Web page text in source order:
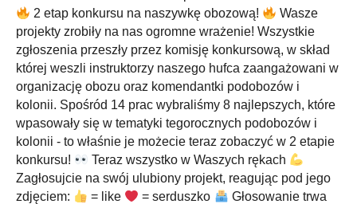
2 etap konkursu na naszywkę obozową!
Wasze
projekty zrobiły na nas ogromne wrażenie! Wszystkie
zgłoszenia przeszły przez komisję konkursową, w skład
której weszli instruktorzy naszego hufca zaangażowani w
organizację obozu oraz komendantki podobozów i
kolonii. Spośród 14 prac wybraliśmy 8 najlepszych, które
wpasowały się w tematyki tegorocznych podobozów i
kolonii - to właśnie je możecie teraz zobaczyć w 2 etapie
konkursu!
Teraz wszystko w Waszych rękach
Zagłosujcie na swój ulubiony projekt, reagując pod jego
zdjęciem:
= like = serduszko
Głosowanie trwa